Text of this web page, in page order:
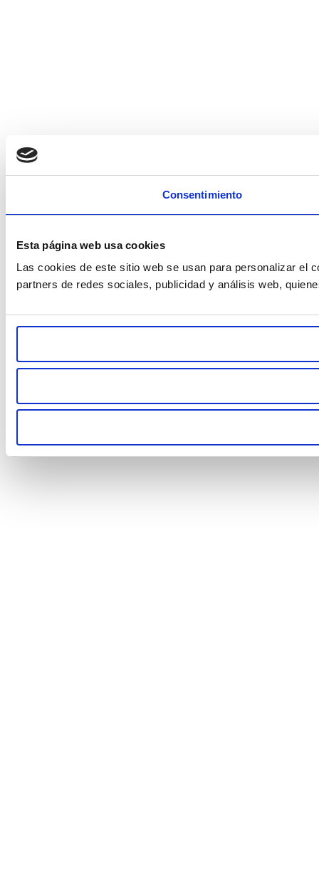
Consentimiento
Esta página web usa cookies
Las cookies de este sitio web se usan para personalizar el
partners de redes sociales, publicidad y análisis web,